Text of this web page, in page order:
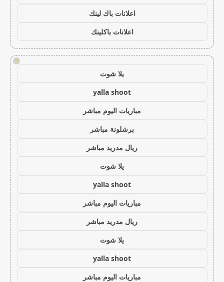
اعلانات باك لينك
اعلانات باكلينك
!
يلا شوت
yalla shoot
مباريات اليوم مباشر
برشلونة مباشر
ريال مدريد مباشر
يلا شوت
yalla shoot
مباريات اليوم مباشر
ريال مدريد مباشر
يلا شوت
yalla shoot
مباريات اليوم مباشر